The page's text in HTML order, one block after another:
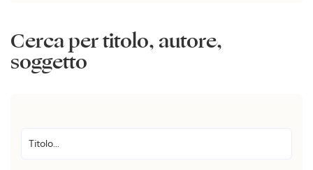
Cerca per titolo, autore,
soggetto